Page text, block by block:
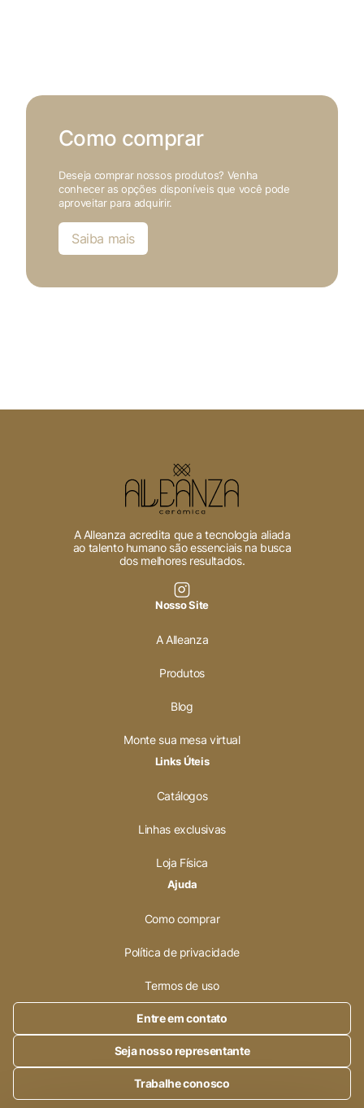
Como comprar
Deseja comprar nossos produtos? Venha
conhecer as opções disponíveis que você pode
aproveitar para adquirir.
Saiba mais
A Alleanza acredita que a tecnologia aliada
ao talento humano são essenciais na busca
dos melhores resultados.
Nosso Site
A Alleanza
Produtos
Blog
Monte sua mesa virtual
Links Úteis
Catálogos
Linhas exclusivas
Loja Física
Ajuda
Como comprar
Política de privacidade
Termos de uso
Entre em contato
Seja nosso representante
Trabalhe conosco